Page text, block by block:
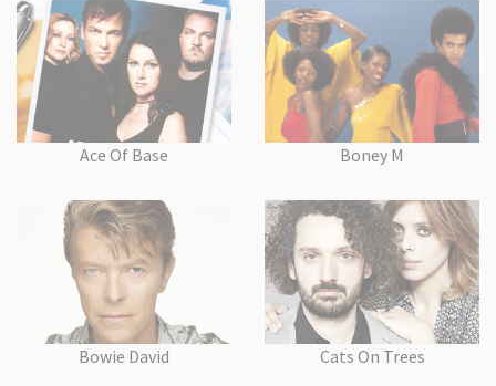
Ace Of Base Boney M
Bowie David Cats On Trees